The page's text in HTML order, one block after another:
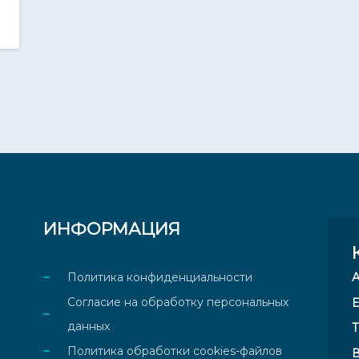
ИНФОРМАЦИЯ
Политика конфиденциальности
Согласие на обработку персональных
данных
Политика обработки cookies-файлов